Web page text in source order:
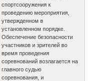
спортсооружения к
проведению мероприятия,
утвержденном в
установленном порядке.
Обеспечение безопасности
участников и зрителей во
время проведения
соревнований возлагается на
главного судью
соревнования, и